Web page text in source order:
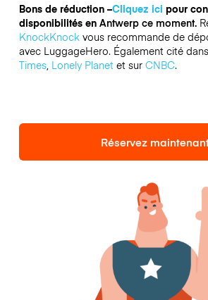
Bons de réduction –Cliquez ici pour
disponibilités en Antwerp ce moment.
KnockKnockvous recommande de
avec LuggageHero. Également cité
Times, Lonely Planetet sur CNBC.
Réservez